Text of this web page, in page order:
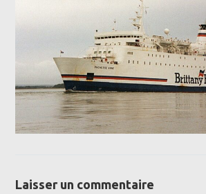
Laisser un commentaire